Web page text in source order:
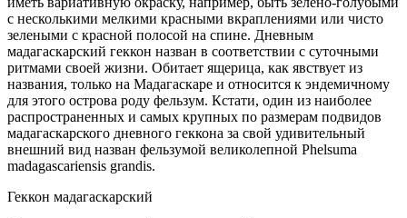
с несколькими мелкими красными вкраплениями или чисто
зелеными с красной полосой на спине. Дневным
мадагаскарский геккон назван в соответствии с суточными
ритмами своей жизни. Обитает ящерица, как явствует из
названия, только на Мадагаскаре и относится к эндемичному
для этого острова роду фельзум. Кстати, один из наиболее
распространенных и самых крупных по размерам подвидов
мадагаскарского дневного геккона за свой удивительный
внешний вид назван фельзумой великолепной Phelsuma
madagascariensis grandis.
Геккон мадагаскарский